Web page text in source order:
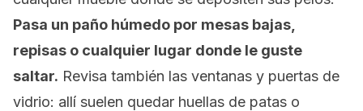
Pasa un paño húmedo por mesas bajas,
repisas o cualquier lugar donde le guste
saltar. Revisa también las ventanas y puertas de
vidrio: allí suelen quedar huellas de patas o